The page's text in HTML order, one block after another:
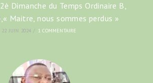
Dimanche du Temps Ordinaire B,
Maitre, nous sommes perdus »
22 JUIN 2024 / 1 COMMENTAIRE